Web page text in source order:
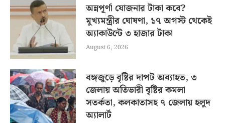
অন্নপূর্ণা যোজনার টাকা কবে?
মুখ্যমন্ত্রীর ঘোষণা, ১৭ অগস্ট থেকেই
অ্যাকাউন্টে ৩ হাজার টাকা
August 6, 2026
বঙ্গজুড়ে বৃষ্টির দাপট অব্যাহত, ৩
জেলায় অতিভারী বৃষ্টির কমলা
সতর্কতা, কলকাতাসহ ৭ জেলায় হলুদ
অ্যালার্ট